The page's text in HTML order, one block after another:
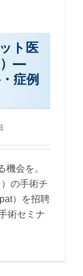
ト医
）—
症例
機会を。
の手術チ
）を招聘
術セミナ